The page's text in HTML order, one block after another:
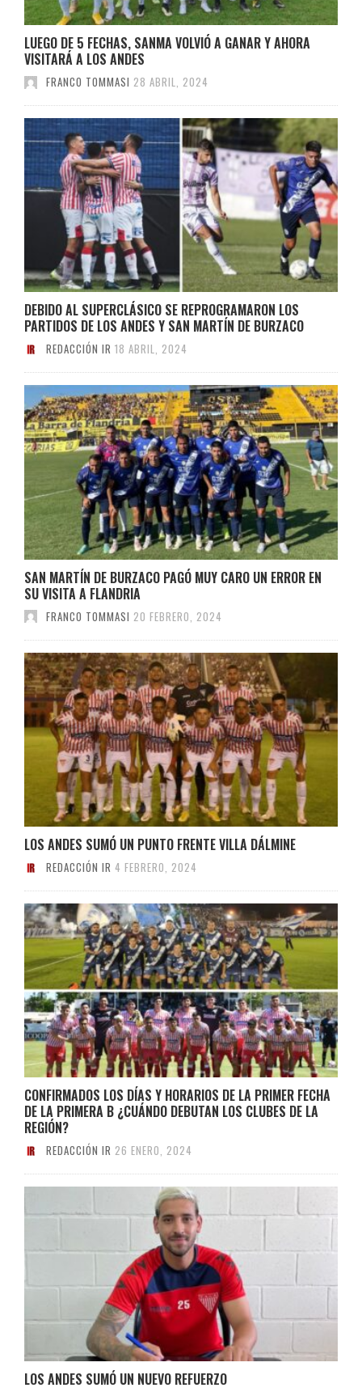
LUEGO DE 5 FECHAS, SANMA VOLVIÓ A GANAR Y AHORA
VISITARÁ A LOS ANDES
FRANCO TOMMASI 28 ABRIL, 2024
DEBIDO AL SUPERCLÁSICO SE REPROGRAMARON LOS
PARTIDOS DE LOS ANDES Y SAN MARTÍN DE BURZACO
REDACCIÓN IR 18 ABRIL, 2024
SAN MARTÍN DE BURZACO PAGÓ MUY CARO UN ERROR EN
SU VISITA A FLANDRIA
FRANCO TOMMASI 20 FEBRERO, 2024
LOS ANDES SUMÓ UN PUNTO FRENTE VILLA DÁLMINE
REDACCIÓN IR 4 FEBRERO, 2024
CONFIRMADOS LOS DÍAS Y HORARIOS DE LA PRIMER FECHA
DE LA PRIMERA B ¿CUÁNDO DEBUTAN LOS CLUBES DE LA
REGIÓN?
REDACCIÓN IR 26 ENERO, 2024
LOS ANDES SUMÓ UN NUEVO REFUERZO